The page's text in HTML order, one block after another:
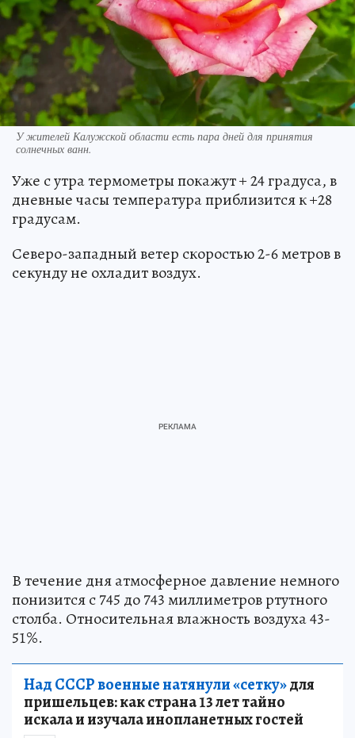
У жителей Калужской области есть пара дней для принятия
солнечных ванн.
Уже с утра термометры покажут + 24 градуса, в
дневные часы температура приблизится к +28
градусам.
Северо-западный ветер скоростью 2-6 метров в
секунду не охладит воздух.
В течение дня атмосферное давление немного
понизится с 745 до 743 миллиметров ртутного
столба. Относительная влажность воздуха 43-
51%.
Над СССР военные натянули «сетку»для
пришельцев: как страна 13 лет тайно
искала и изучала инопланетных гостей